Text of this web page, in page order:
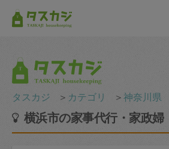
タスカジ ＞ カテゴリ ＞神奈川県
横浜市の家事代行・家政婦